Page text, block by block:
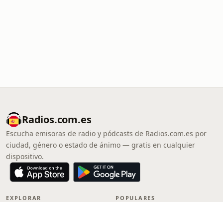
Radios.com.es
Escucha emisoras de radio y pódcasts de Radios.com.es por
ciudad, género o estado de ánimo — gratis en cualquier
dispositivo.
EXPLORAR POPULARES